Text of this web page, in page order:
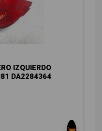
IZQUIERDO
DA2284364